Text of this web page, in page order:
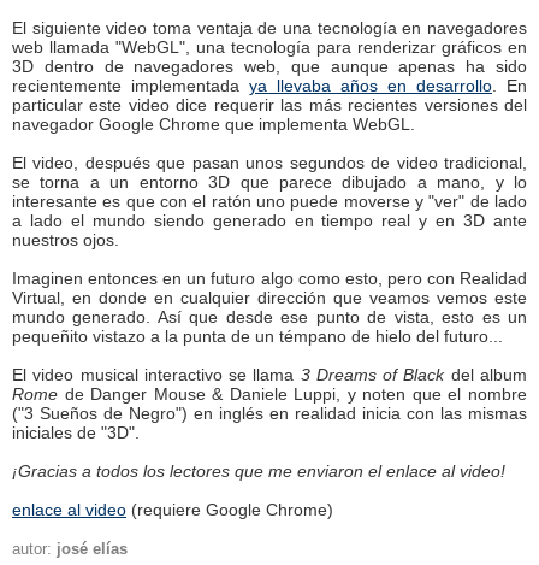
El siguiente video toma ventaja de una tecnología en navegadores
web llamada "WebGL", una tecnología para renderizar gráficos en
3D dentro de navegadores web, que aunque apenas ha sido
recientemente implementada ya llevaba años en desarrollo . En
particular este video dice requerir las más recientes versiones del
navegador Google Chrome que implementa WebGL.
El video, después que pasan unos segundos de video tradicional,
se torna a un entorno 3D que parece dibujado a mano, y lo
interesante es que con el ratón uno puede moverse y "ver" de lado
a lado el mundo siendo generado en tiempo real y en 3D ante
nuestros ojos.
Imaginen entonces en un futuro algo como esto, pero con Realidad
Virtual, en donde en cualquier dirección que veamos vemos este
mundo generado. Así que desde ese punto de vista, esto es un
pequeñito vistazo a la punta de un témpano de hielo del futuro...
El video musical interactivo se llama 3 Dreams of Blackdel album
Rome de Danger Mouse & Daniele Luppi, y noten que el nombre
("3 Sueños de Negro") en inglés en realidad inicia con las mismas
iniciales de "3D".
¡Gracias a todos los lectores que me enviaron el enlace al video!
enlace al video (requiere Google Chrome)
autor: josé elías